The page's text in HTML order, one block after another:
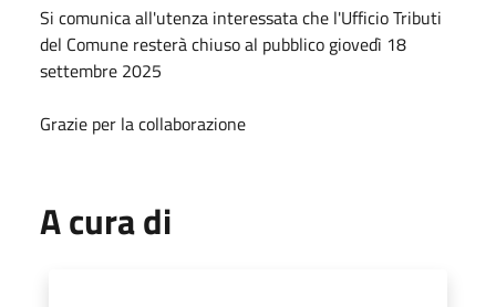
Si comunica all'utenza interessata che l'Ufficio Tributi
del Comune resterà chiuso al pubblico giovedì 18
settembre 2025
Grazie per la collaborazione
A cura di